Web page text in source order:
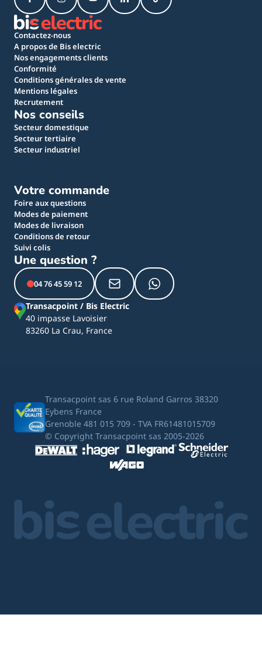
Contactez-nous
A propos de Bis electric
Nos engagements clients
Conformité
Conditions générales de vente
Mentions légales
Recrutement
Nos conseils
Secteur domestique
Secteur tertiaire
Secteur industriel
Votre commande
Foire aux questions
Modes de paiement
Modes de livraison
Conditions de retour
Suivi colis
Une question ?
04 76 45 59 12
Transacpoint / Bis Electric
40 impasse Lavoisier
83260 La Crau, France
Transacpoint sas 6 rue Roland Garros 38320
Eybens France
Grenoble 481 015 709 - TVA FR61481015709
© Copyright Transacpoint sas 2005-2026